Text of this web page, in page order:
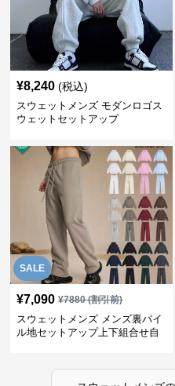
¥8,240 (税込)
スウェットメンズ モダンロゴス
ウェットセットアップ
SALE
¥7,090 ¥7880(割引前)
スウェットメンズ メンズ裏パイ
ル地セットアップ上下組合せ自